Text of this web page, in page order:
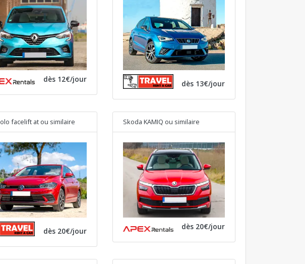
dès 12€/jour dès 13€/jour
facelift at ou similaire
dès 20€/jour
Skoda KAMIQ ou similaire
dès 20€/jour